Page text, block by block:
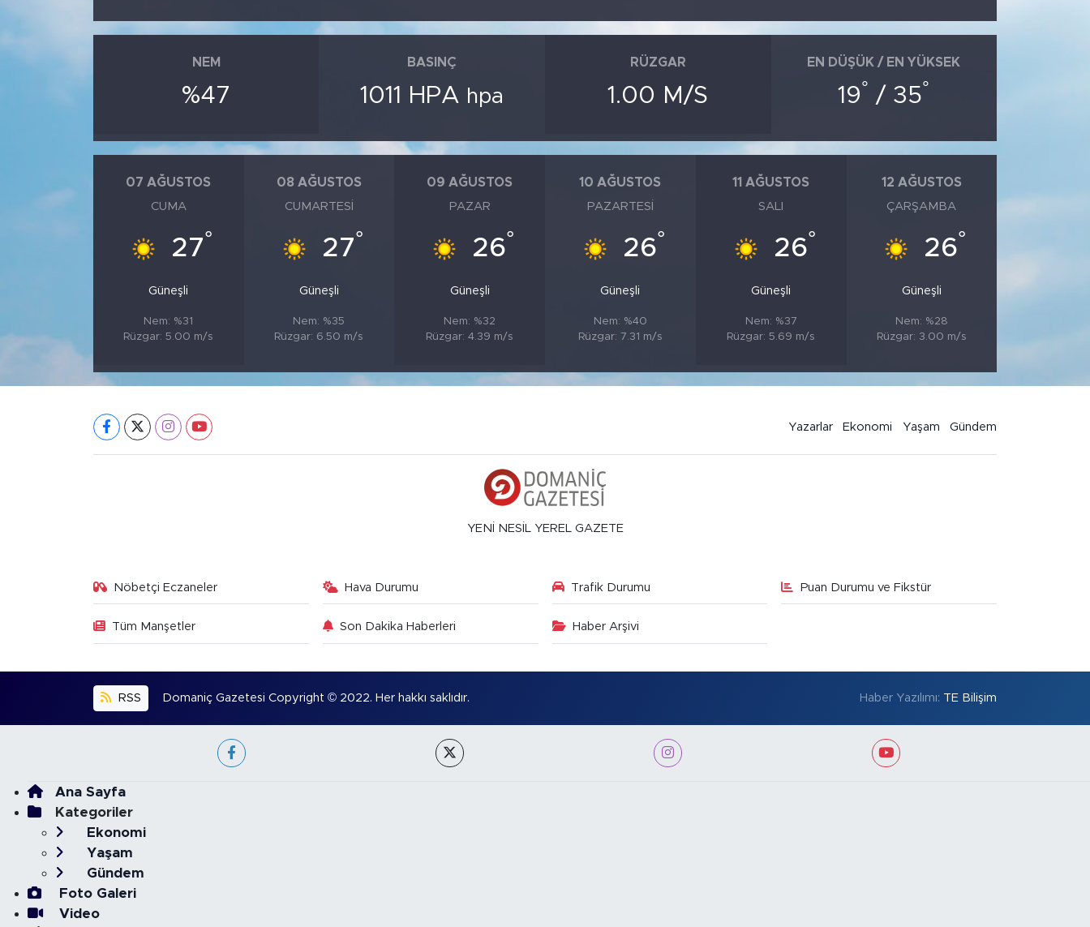
NEM
%47
BASINÇ
1011 HPA hpa
RÜZGAR
1.00 M/S
EN DÜŞÜK / EN YÜKSEK
19° / 35°
07 AĞUSTOS
CUMA
27°
Güneşli
Nem: %31
Rüzgar: 5.00 m/s
08 AĞUSTOS
CUMARTESI
27°
Güneşli
Nem: %35
Rüzgar: 6.50 m/s
09 AĞUSTOS
PAZAR
26°
Güneşli
Nem: %32
Rüzgar: 4.39 m/s
10 AĞUSTOS
PAZARTESI
26°
Güneşli
Nem: %40
Rüzgar: 7.31 m/s
11 AĞUSTOS
SALI
26°
Güneşli
Nem: %37
Rüzgar: 5.69 m/s
12 AĞUSTOS
ÇARŞAMBA
26°
Güneşli
Nem: %28
Rüzgar: 3.00 m/s
Yazarlar Ekonomi Yaşam Gündem
YENİ NESİL YEREL GAZETE
Nöbetçi Eczaneler Hava Durumu Trafik Durumu Puan Durumu ve Fikstür
Tüm Manşetler Son Dakika Haberleri Haber Arşivi
RSS Domaniç Gazetesi Copyright © 2022. Her hakkı saklıdır. Haber Yazılımı: TE Bilişim
Ana Sayfa
Kategoriler
Ekonomi
Yaşam
Gündem
Foto Galeri
Video